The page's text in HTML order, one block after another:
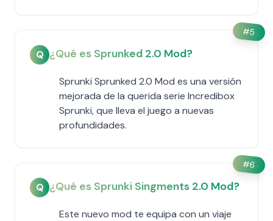
#5
Q ¿Qué es Sprunked 2.0 Mod?
Sprunki Sprunked 2.0 Mod es una versión
mejorada de la querida serie Incredibox
Sprunki, que lleva el juego a nuevas
profundidades.
#6
Q ¿Qué es Sprunki Singments 2.0 Mod?
Este nuevo mod te equipa con un viaje